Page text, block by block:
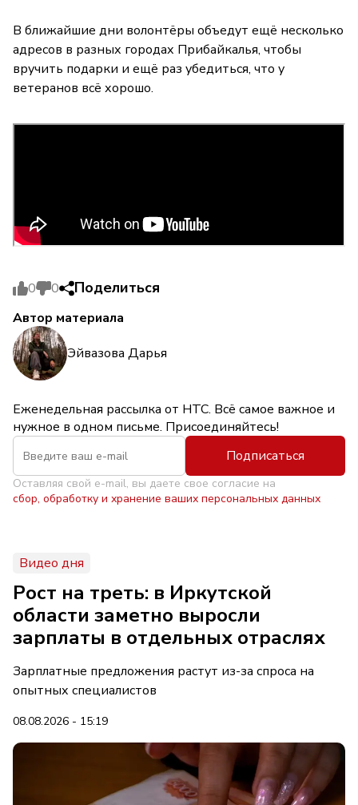
В ближайшие дни волонтёры объедут ещё несколько
адресов в разных городах Прибайкалья, чтобы
вручить подарки и ещё раз убедиться, что у
ветеранов всё хорошо.
0 0 Поделиться
Автор материала
Эйвазова Дарья
Еженедельная рассылка от НТС. Всё самое важное и
нужное в одном письме. Присоединяйтесь!
Подписаться
Оставляя свой e-mail, вы даете свое согласие на
сбор, обработку и хранение ваших персональных данных
Видео дня
Рост на треть: в Иркутской
области заметно выросли
зарплаты в отдельных отраслях
Зарплатные предложения растут из-за спроса на
опытных специалистов
08.08.2026 - 15:19